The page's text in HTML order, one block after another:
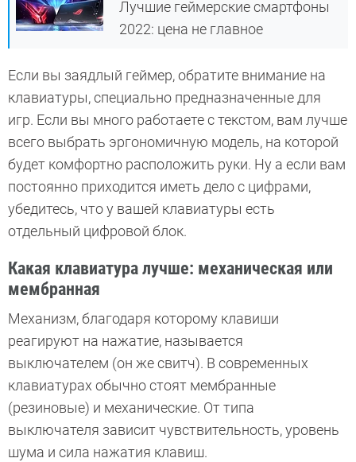
Лучшие геймерские смартфоны
2022: цена не главное
Если вы заядлый геймер, обратите внимание на
клавиатуры, специально предназначенные для
игр. Если вы много работаете с текстом, вам лучше
всего выбрать эргономичную модель, на которой
будет комфортно расположить руки. Ну а если вам
постоянно приходится иметь делос цифрами,
убедитесь, что у вашей клавиатуры есть
отдельный цифровой блок.
Какая клавиатура лучше: механическая или
мембранная
Механизм, благодаря которому клавиши
реагируют на нажатие, называется
выключателем (он же свитч). В современных
клавиатурах обычно стоят мембранные
(резиновые) и механические. От типа
выключателя зависит чувствительность, уровень
шума и сила нажатия клавиш.